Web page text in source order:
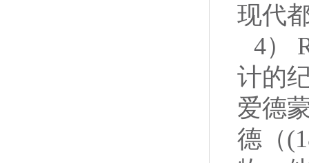
现代
4）
计的
爱德
德（